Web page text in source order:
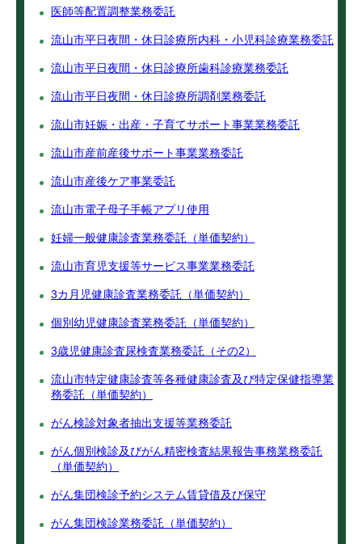
医師等配置調整業務委託
流山市平日夜間・休日診療所内科・小児科診療業務委託
流山市平日夜間・休日診療所歯科診療業務委託
流山市平日夜間・休日診療所調剤業務委託
流山市妊娠・出産・子育てサポート事業業務委託
流山市産前産後サポート事業業務委託
流山市産後ケア事業委託
流山市電子母子手帳アプリ使用
妊婦一般健康診査業務委託（単価契約）
流山市育児支援等サービス事業業務委託
3カ月児健康診査業務委託（単価契約）
個別幼児健康診査業務委託（単価契約）
3歳児健康診査尿検査業務委託（その2）
流山市特定健康診査等各種健康診査及び特定保健指導業
務委託（単価契約）
がん検診対象者抽出支援等業務委託
がん個別検診及びがん精密検査結果報告事務業務委託
（単価契約）
がん集団検診予約システム賃貸借及び保守
がん集団検診業務委託（単価契約）